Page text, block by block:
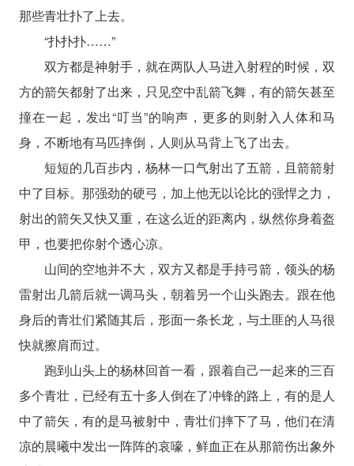
那些青壮扑了上去。
“扑扑扑……”
双方都是神射手，就在两队人马进入射程的时候，双
方的箭矢都射了出来，只见空中乱箭飞舞，有的箭矢甚至
撞在一起，发出“叮当”的响声，更多的则射入人体和马
身，不断地有马匹摔倒，人则从马背上飞了出去。
短短的几百步内，杨林一口气射出了五箭，且箭箭射
中了目标。那强劲的硬弓，加上他无以论比的强悍之力，
射出的箭矢又快又重，在这么近的距离内，纵然你身着盔
甲，也要把你射个透心凉。
山间的空地并不大，双方又都是手持弓箭，领头的杨
雷射出几箭后就一调马头，朝着另一个山头跑去。跟在他
身后的青壮们紧随其后，形面一条长龙，与土匪的人马很
快就擦肩而过。
跑到山头上的杨林回首一看，跟着自己一起来的三百
多个青壮，已经有五十多人倒在了冲锋的路上，有的是人
中了箭矢，有的是马被射中，青壮们摔下了马，他们在清
凉的晨曦中发出一阵阵的哀嚎，鲜血正在从那箭伤出象外